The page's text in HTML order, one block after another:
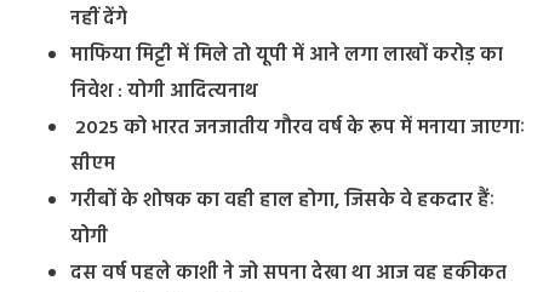
नहीं देंगे
माफिया मिट्टी में मिले तो यूपी में आने लगा लाखों करोड़ का
निवेश : योगी आदित्यनाथ
2025 को भारत जनजातीय गौरव वर्ष के रूप में मनाया जाएगाः
सीएम
गरीबों के शोषक का वही हाल होगा, जिसके वे हकदार हैंः
योगी
दस वर्ष पहले काशी ने जो सपना देखा था आज वह हकीकत